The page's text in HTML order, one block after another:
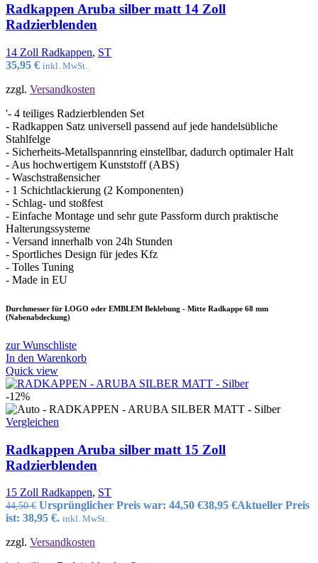
Radkappen Aruba silber matt 14 Zoll
Radzierblenden
14 Zoll Radkappen, ST
35,95 € inkl. MwSt.
zzgl. Versandkosten
'- 4 teiliges Radzierblenden Set
- Radkappen Satz universell passend auf jede handelsübliche
Stahlfelge
- Sicherheits-Metallspannring einstellbar, dadurch optimaler Halt
- Aus hochwertigem Kunststoff (ABS)
- Waschstraßensicher
- 1 Schichtlackierung (2 Komponenten)
- Schlag- und stoßfest
- Einfache Montage und sehr gute Passform durch praktische
Halterungssysteme
- Versand innerhalb von 24h Stunden
- Sportliches Design für jedes Kfz
- Tolles Tuning
- Made in EU
Durchmesser für LOGO oder EMBLEM Beklebung - Mitte Radkappe 68 mm
(Nabenabdeckung)
zur Wunschliste
In den Warenkorb
Quick view
-12%
Vergleichen
Radkappen Aruba silber matt 15 Zoll
Radzierblenden
15 Zoll Radkappen, ST
44,50€ Ursprünglicher Preis war: 44,50 €38,95 €Aktueller Preis
ist: 38,95 €. inkl. MwSt.
zzgl. Versandkosten